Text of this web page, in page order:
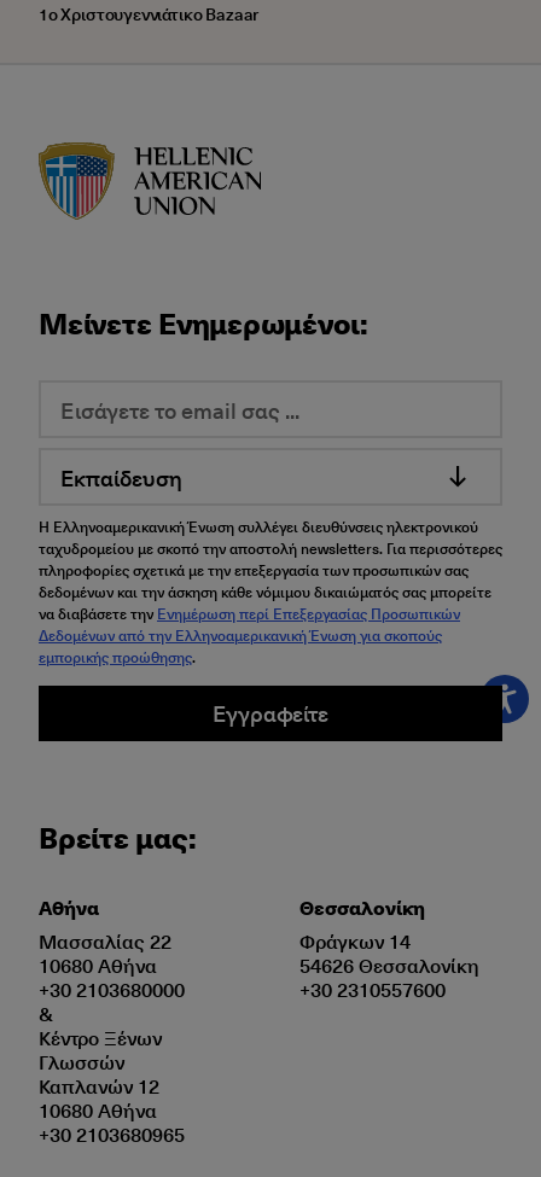
1ο Χριστουγεννιάτικο Bazaar
Μείνετε Ενημερωμένοι:
Εκπαίδευση
Η Ελληνοαμερικανική Ένωση συλλέγει διευθύνσεις ηλεκτρονικού
ταχυδρομείου με σκοπό την αποστολή newsletters. Για περισσότερες
πληροφορίες σχετικά με την επεξεργασία των προσωπικών σας
δεδομένων και την άσκηση κάθε νόμιμου δικαιώματός σας μπορείτε
να διαβάσετε την Ενημέρωση περί Επεξεργασίας Προσωπικών
Δεδομένων από την Ελληνοαμερικανική Ένωση για σκοπούς
εμπορικής προώθησης.
Εγγραφείτε
Βρείτε μας:
Αθήνα
Μασσαλίας 22
10680 Αθήνα
+30 2103680000
&
Κέντρο Ξένων
Γλωσσών
Καπλανών 12
10680 Αθήνα
+30 2103680965
Θεσσαλονίκη
Φράγκων 14
54626 Θεσσαλονίκη
+30 2310557600